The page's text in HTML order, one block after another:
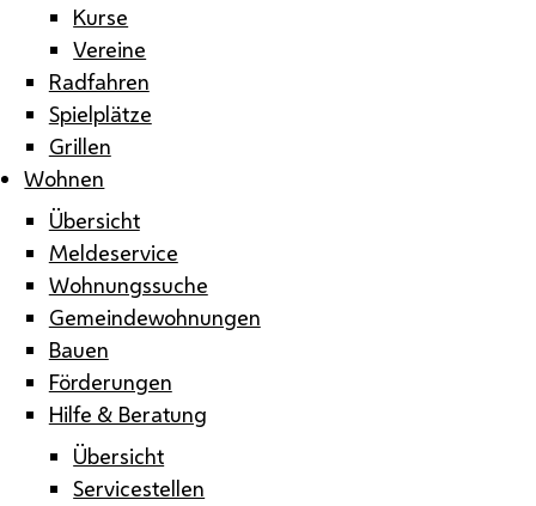
Kurse
Vereine
Radfahren
Spielplätze
Grillen
Wohnen
Übersicht
Meldeservice
Wohnungssuche
Gemeindewohnungen
Bauen
Förderungen
Hilfe & Beratung
Übersicht
Servicestellen